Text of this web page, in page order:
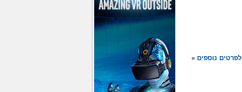
לפרטים נוספים »